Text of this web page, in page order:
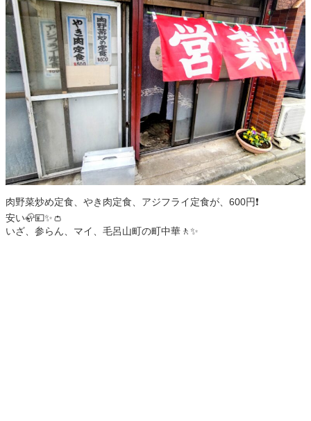
肉野菜炒め定食、やき肉定食、アジフライ定食が、600円❗️
安い🦣💴✨👛
いざ、参らん、マイ、毛呂山町の町中華🚶✨